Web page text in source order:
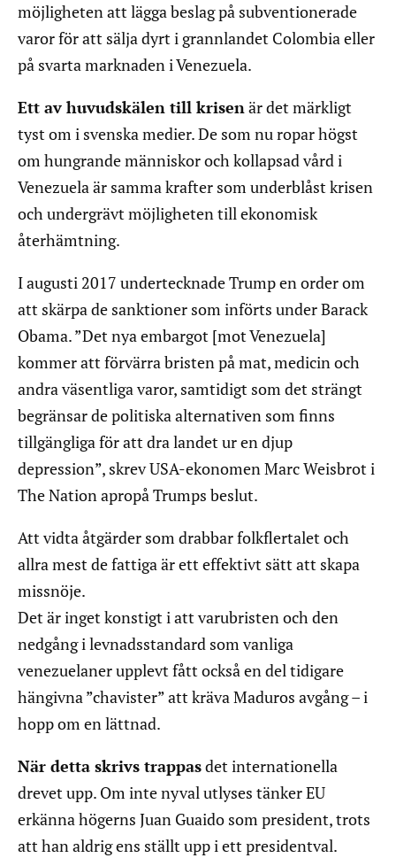
möjligheten att lägga beslag på subventionerade
varor för att sälja dyrt i grannlandet Colombia eller
på svarta marknaden i Venezuela.
Ett av huvudskälen till krisenär det märkligt
tyst om i svenska medier. De som nu ropar högst
om hungrande människor och kollapsad vård i
Venezuela är samma krafter som underblåst krisen
och undergrävt möjligheten till ekonomisk
återhämtning.
I augusti 2017 undertecknade Trump en order om
att skärpa de sanktioner som införts under Barack
Obama. ”Det nya embargot [mot Venezuela]
kommer att förvärra bristen på mat, medicin och
andra väsentliga varor, samtidigt som det strängt
begränsar de politiska alternativen som finns
tillgängliga för att dra landet ur en djup
depression”, skrev USA-ekonomen Marc Weisbrot i
The Nation apropå Trumps beslut.
Att vidta åtgärder som drabbar folkflertalet och
allra mest de fattiga är ett effektivt sätt att skapa
missnöje.
Det är inget konstigt i att varubristen och den
nedgång i levnadsstandard som vanliga
venezuelaner upplevt fått också en del tidigare
hängivna ”chavister” att kräva Maduros avgång – i
hopp om en lättnad.
När detta skrivs trappasdet internationella
drevet upp. Om inte nyval utlyses tänker EU
erkänna högerns Juan Guaido som president, trots
att han aldrig ens ställt upp i ett presidentval.